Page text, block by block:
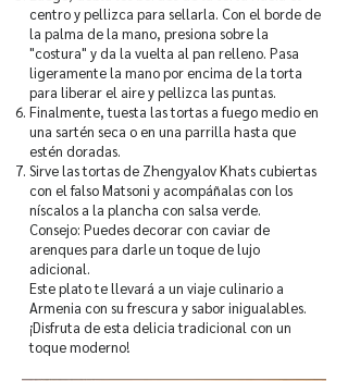
centro y pellizca para sellarla. Con el borde de
la palma de la mano, presiona sobre la
"costura" y da la vuelta al pan relleno. Pasa
ligeramente la mano por encima de la torta
para liberar el aire y pellizca las puntas.
Finalmente, tuesta las tortas a fuego medio en
una sartén seca o en una parrilla hasta que
estén doradas.
Sirve las tortas de Zhengyalov Khats cubiertas
con el falso Matsoni y acompáñalas con los
níscalos a la plancha con salsa verde.
Consejo: Puedes decorar con caviar de
arenques para darle un toque de lujo
adicional.
Este plato te llevará a un viaje culinario a
Armenia con su frescura y sabor inigualables.
¡Disfruta de esta delicia tradicional con un
toque moderno!